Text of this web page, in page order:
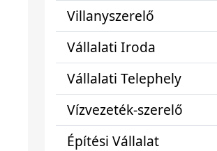
Villanyszerelő
Vállalati Iroda
Vállalati Telephely
Vízvezeték-szerelő
Építési Vállalat